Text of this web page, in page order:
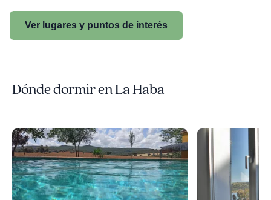
Ver lugares y puntos de interés
Dónde dormir en La Haba